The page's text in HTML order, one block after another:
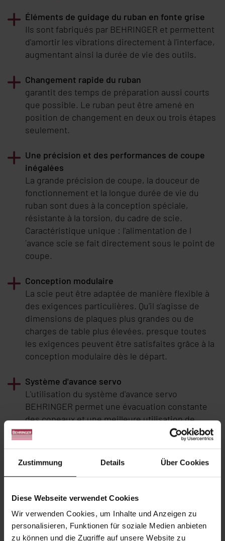
Zustimmung Details Über Cookies
Diese Webseite verwendet Cookies
Wir verwenden Cookies, um Inhalte und Anzeigen zu
personalisieren, Funktionen für soziale Medien anbieten
zu können und die Zugriffe auf unsere Website zu
Éléments de guidage du ruban en fonte grise
Ils sont fabriqués par BEHRINGER et permettent
d'amortir les vibrations directement à l'interface,
augmentant ainsi la durée de vie des outils.
Changement rapide du ruban
garantit des temps de préparation aussi courts
que possible. Le ruban peut être amené en
position de changement en deux ou trois étapes
seulement.
Une précision et des performances de coupe
inégalées
La grande précision de coupe, la douceur de
fonctionnement et la longue durée de vie du
ruban sont dues à la conception spéciale,
résistante à la torsion, du cadre de scie.
Caractéristique unique : l'alimentation de l
´avance scie se fait directement sous le point de
coupe.
Conception modulaire
La scie peut être adaptée de manière flexible à
des exigences particulières. Qu'il s'agisse de
dimensions de plaques plus grandes ou de
charges de table plus élevées, presque toutes
les exigences peuvent être satisfaites grâce à la
conception modulaire dès le départ.
Système d'avance servo
L'utilisation du système d'avance servo
BEHRINGER permet une évacuation constante
des copeaux et une meilleure utilisation de
l'efficacité des rubans modernes. La réaction
rapide du système d'avance asservi au système
de capteurs du contrôle de la pression de coupe
empêche systématiquement les surcharges et
Le mode de coupe longitudinales est
caractéristique des scies à ruban pour plaques